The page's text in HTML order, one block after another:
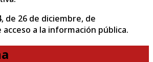
de 26 de diciembre, de
a la información pública.